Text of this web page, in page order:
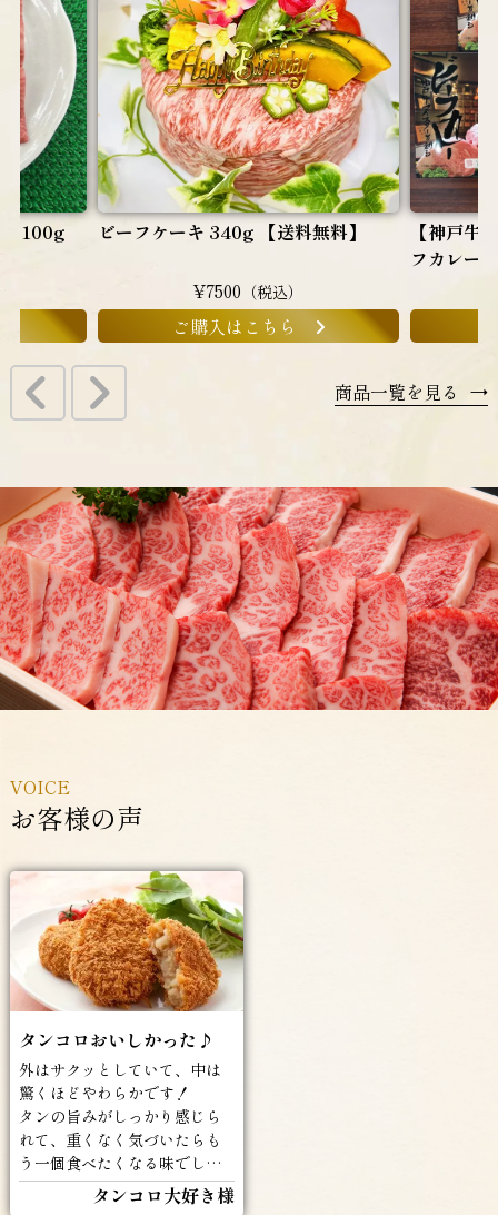
100g ビーフケーキ 340g 【送料無料】
¥7500 （税込）
ご購入はこちら
【神戸牛
フカレー
商品一覧を見る →
VOICE
お客様の声
タンコロおいしかった♪
外はサクッとしていて、中は
驚くほどやわらかです！
タンの旨みがしっかり感じら
れて、重くなく気づいたらも
う一個食べたくなる味でした
(^^♪
タンコロ大好き様